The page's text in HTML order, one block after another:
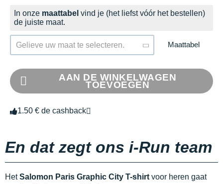
In onze maattabel vind je (het liefst vóór het bestellen)
de juiste maat.
Gelieve uw maat te selecteren. Maattabel
AAN DE WINKELWAGEN
TOEVOEGEN
1.50 € de cashback
En dat zegt ons i-Run team
HetSalomon Paris Graphic City T-shirt voor heren gaat